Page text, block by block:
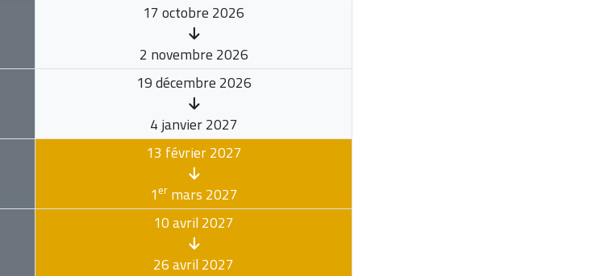
17 octobre 2026
2 novembre 2026
19 décembre 2026
4 janvier 2027
13 février 2027
1ermars 2027
10 avril 2027
26 avril 2027